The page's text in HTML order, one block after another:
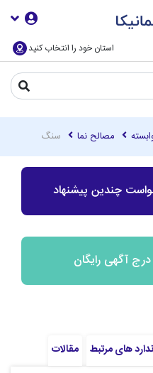
استان خود را انتخاب کنید
مصالح نما سنگ
چندین پیشنهاد
درج آگهی رایگان
های مرتبط مقالات